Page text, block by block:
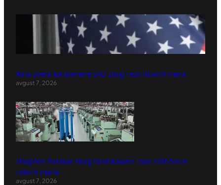
Kina uvela kontramere SAD zbog restriktivnih mera
avgust 7, 2026
Uhapšen Pazarac zbog falsifikovane robe zaštićenih
robnih marki
avgust 7, 2026